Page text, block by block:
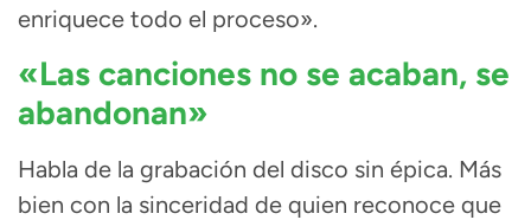
enriquece todo el proceso».
«Las canciones no se acaban, se
abandonan»
Habla de la grabación del disco sin épica. Más
bien con la sinceridad de quien reconoce que